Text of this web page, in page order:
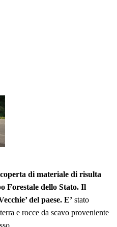
di materiale di risulta
Forestale dello Stato. Il
del paese. E’ stato
e rocce da scavo proveniente